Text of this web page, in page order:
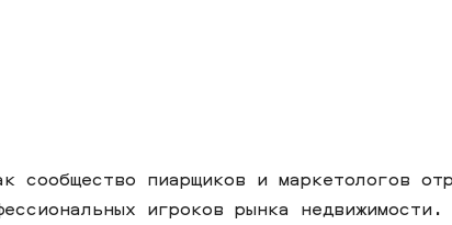
пиарщиков и маркетологов
игроков рынка недвижимости.